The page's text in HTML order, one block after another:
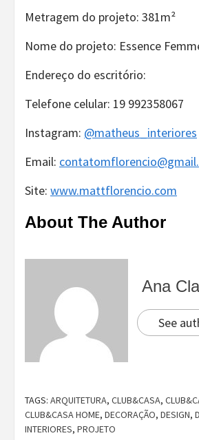
Metragem do projeto: 381m²
Nome do projeto: Essence
Endereço do escritório:
Telefone celular: 19 992358067
Instagram: @matheus_interiores
Email:
Site: www.mattflorencio.com
About The Author
Ana
See
TAGS: ARQUITETURA, CLUB&CASA,
CLUB&CASA HOME, DECORAÇÃO, DESIGN,
INTERIORES, PROJETO